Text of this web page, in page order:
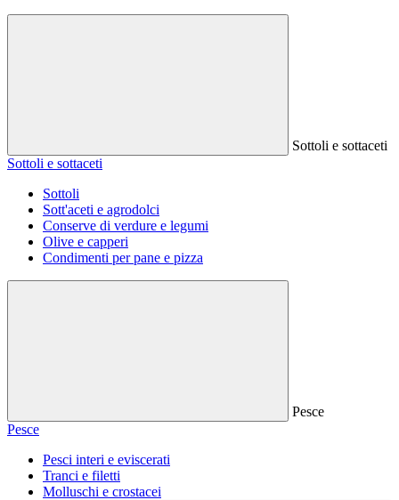
Sottoli e sottaceti
Sottoli e sottaceti
Sottoli
Sott'aceti e agrodolci
Conserve di verdure e legumi
Olive e capperi
Condimenti per pane e pizza
Pesce
Pesce
Pesci interi e eviscerati
Tranci e filetti
Molluschi e crostacei